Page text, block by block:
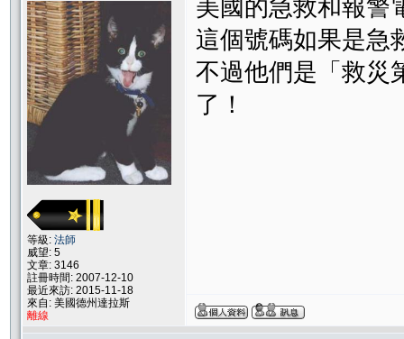
等級: 法師
威望: 5
文章: 3146
註冊時間: 2007-12-10
最近來訪: 2015-11-18
來自: 美國德州達拉斯
離線
美國的急救和報警
這個號碼如果是急
不過他們是「救災
了！